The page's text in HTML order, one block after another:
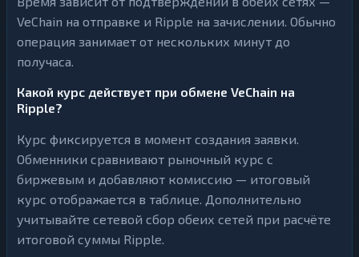
VeChain на отправке и Ripple на зачислении. Обычно
операция занимает от нескольких минут до
получаса.
Какой курс действует при обмене VeChain на
Ripple?
Курс фиксируется в момент создания заявки.
Обменники сравнивают рыночный курс с
биржевым и добавляют комиссию — итоговый
курс отображается в таблице. Дополнительно
учитывайте сетевой сбор обеих сетей при расчёте
итоговой суммы Ripple.